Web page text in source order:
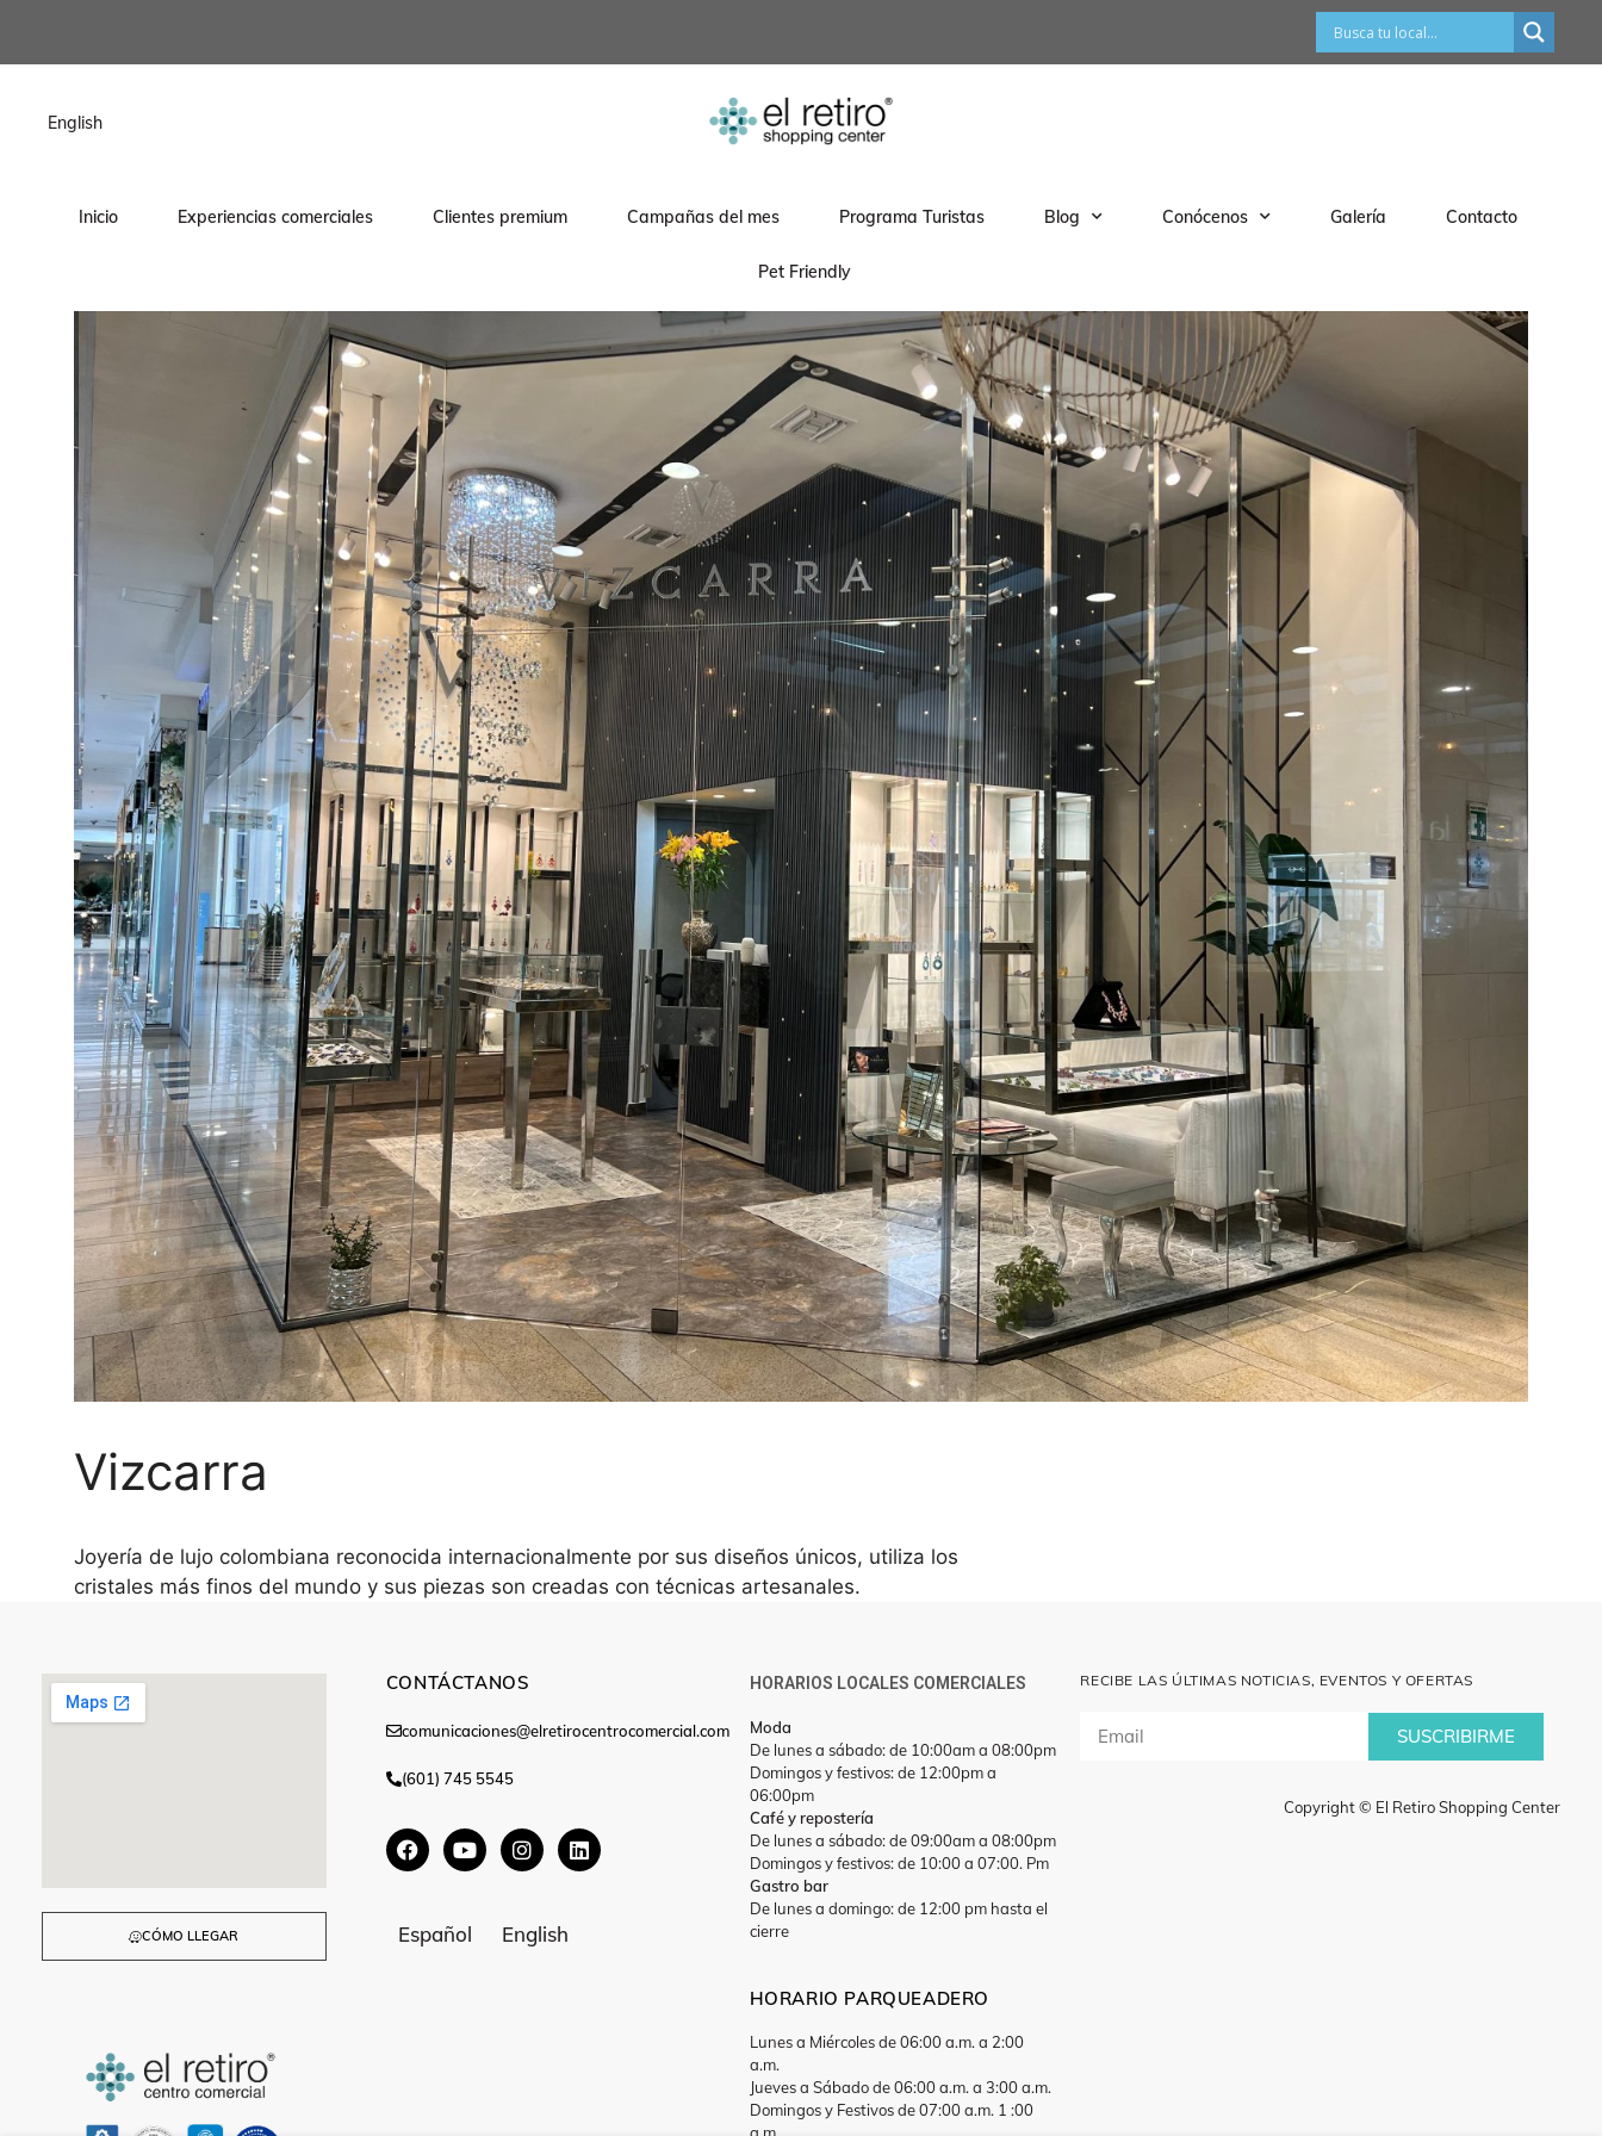
English
Inicio Experiencias comerciales Clientes premium Campañas del mes Programa Turistas Blog Conócenos Galería Contacto
Pet Friendly
Vizcarra
Joyería de lujo colombiana reconocida internacionalmente por sus diseños únicos, utiliza los
cristales más finos del mundo y sus piezas son creadas con técnicas artesanales.
CÓMO LLEGAR
CONTÁCTANOS
comunicaciones@elretirocentrocomercial.com
(601) 745 5545
Español English
HORARIOS LOCALES COMERCIALES
Moda
De lunes a sábado: de 10:00am a 08:00pm
Domingos y festivos: de 12:00pm a
06:00pm
Café y repostería
De lunes a sábado: de 09:00am a 08:00pm
Domingos y festivos: de 10:00 a 07:00. Pm
Gastro bar
De lunes a domingo: de 12:00 pm hasta el
cierre
HORARIO PARQUEADERO
Lunes a Miércoles de 06:00 a.m. a 2:00
a.m.
Jueves a Sábado de 06:00 a.m. a 3:00 a.m.
Domingos y Festivos de 07:00 a.m. 1 :00
RECIBE LAS ÚLTIMAS NOTICIAS, EVENTOS Y OFERTAS
SUSCRIBIRME
Copyright © El Retiro Shopping Center